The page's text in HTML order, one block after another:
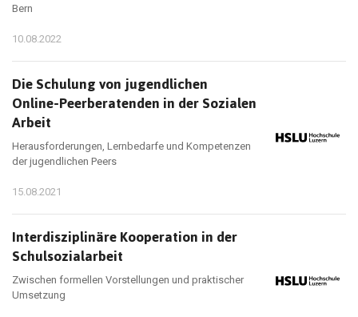
Bern
10.08.2022
Die Schulung von jugendlichen
Online-Peerberatenden in der Sozialen
Arbeit
Herausforderungen, Lernbedarfe und Kompetenzen
der jugendlichen Peers
15.08.2021
Interdisziplinäre Kooperation in der
Schulsozialarbeit
Zwischen formellen Vorstellungen und praktischer
Umsetzung